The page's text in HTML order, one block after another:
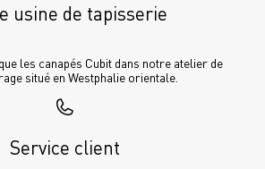
usine de tapisserie
les canapés Cubit dans notre atelier de
situé en Westphalie orientale.
Service client